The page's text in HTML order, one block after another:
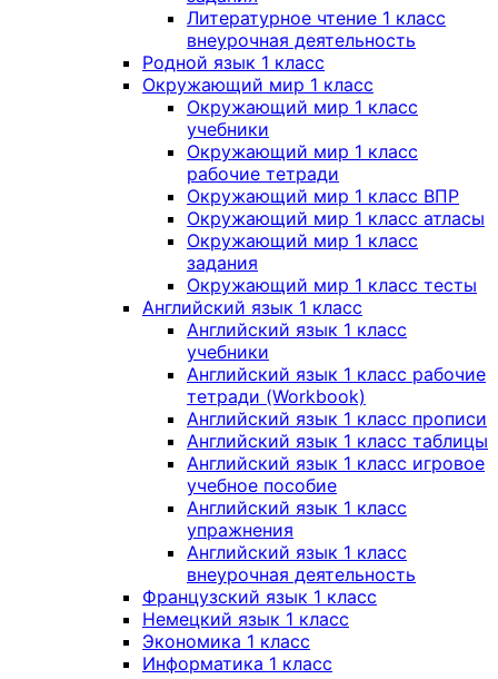
Литературное чтение 1 класс
внеурочная деятельность
Родной язык 1 класс
Окружающий мир 1 класс
Окружающий мир 1 класс
учебники
Окружающий мир 1 класс
рабочие тетради
Окружающий мир 1 класс ВПР
Окружающий мир 1 класс атласы
Окружающий мир 1 класс
задания
Окружающий мир 1 класс тесты
Английский язык 1 класс
Английский язык 1 класс
учебники
Английский язык 1 класс рабочие
тетради (Workbook)
Английский язык 1 класс прописи
Английский язык 1 класс таблицы
Английский язык 1 класс игровое
учебное пособие
Английский язык 1 класс
упражнения
Английский язык 1 класс
внеурочная деятельность
Французский язык 1 класс
Немецкий язык 1 класс
Экономика 1 класс
Информатика 1 класс